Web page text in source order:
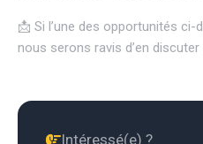
📩 Si l’une des opportunités
nous serons ravis d’en
Intéressé(e) ?